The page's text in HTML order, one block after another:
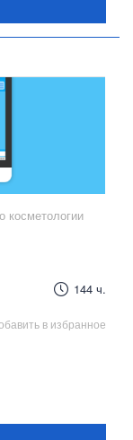
косметологии
144 ч.
в избранное